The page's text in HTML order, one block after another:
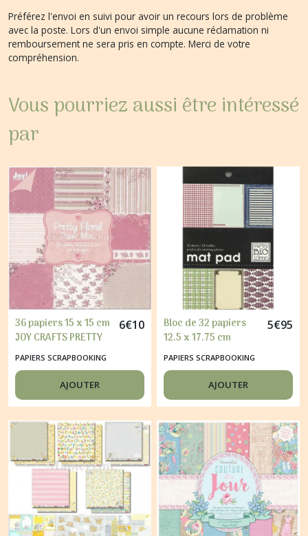
Préférez l'envoi en suivi pour avoir un recours lors de problème
avec la poste. Lors d'un envoi simple aucune réclamation ni
remboursement ne sera pris en compte. Merci de votre
compréhension.
Vous pourriez aussi être intéressé
par
36 papiers 15 x 15 cm
JOY CRAFTS PRETTY
FLORAL
6€10
PAPIERS SCRAPBOOKING
AJOUTER
Bloc de 32 papiers
12.5 x 17.75 cm
FAMILY
5€95
PAPIERS SCRAPBOOKING
AJOUTER